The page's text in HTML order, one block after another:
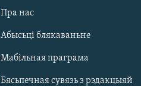
Пра нас
Абысьці блякаваньне
Мабільная праграма
Бясьпечная сувязь з рэдакцыяй